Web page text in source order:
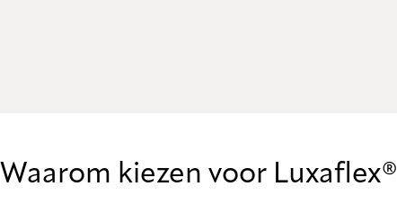
Waarom kiezen voor Luxaflex®